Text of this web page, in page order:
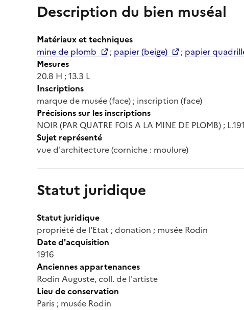
Description du bien muséal
Matériaux et techniques
mine de plomb
; papier (beige) ; papier
Mesures
20.8 H ; 13.3 L
Inscriptions
marque de musée (face) ; inscription (face)
Précisions sur les inscriptions
NOIR (PAR QUATRE FOIS A LA MINE DE PLOMB) ;
Sujet représenté
vue d'architecture (corniche : moulure)
Statut juridique
Statut juridique
propriété de l'Etat ; donation ; musée Rodin
Date d'acquisition
1916
Anciennes appartenances
Rodin Auguste, coll. de l'artiste
Lieu de conservation
Paris ; musée Rodin